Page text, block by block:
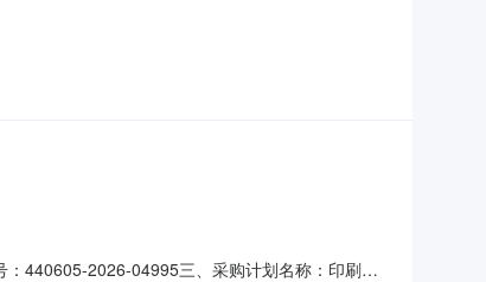
440605-2026-04995三、采购计划名称：印刷慢